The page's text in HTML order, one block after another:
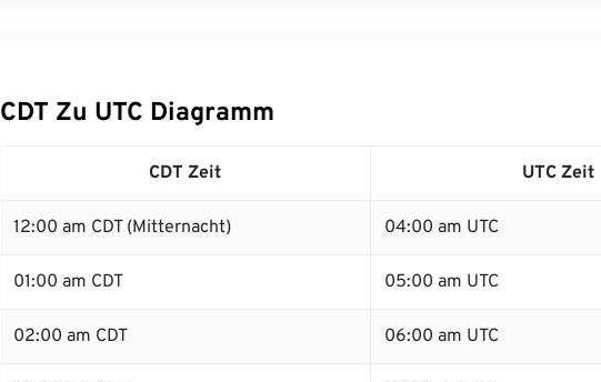
CDT Zu UTC Diagramm
CDT Zeit UTC Zeit
12:00 am CDT (Mitternacht) 04:00 am UTC
01:00 am CDT 05:00 am UTC
02:00 am CDT 06:00 am UTC